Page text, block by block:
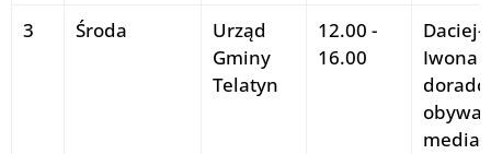
3
Środa
Urząd
Gminy
Telatyn
12.00 -
16.00
Iwona